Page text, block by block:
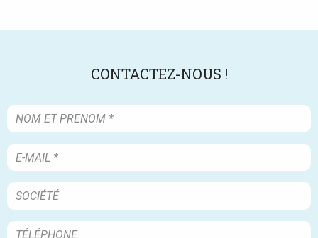
CONTACTEZ-NOUS !